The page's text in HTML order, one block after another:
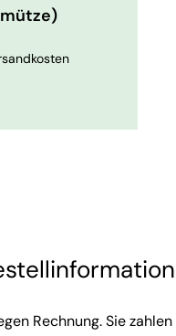
Rechnung. Sie